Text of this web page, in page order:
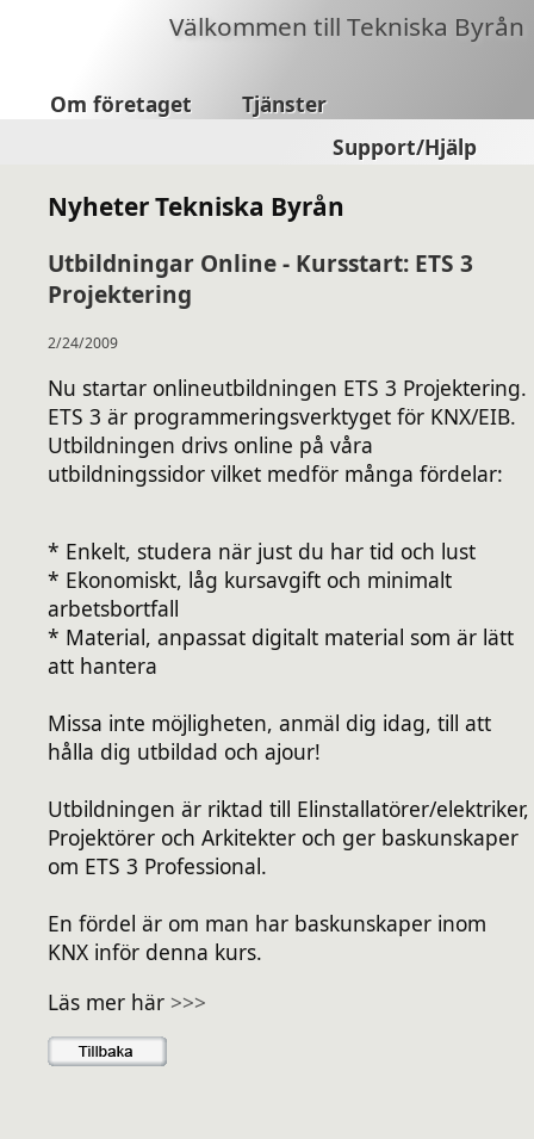
Välkommen till Tekniska Byrån
Om företaget
Tjänster
Support/Hjälp
Nyheter Tekniska Byrån
Utbildningar Online - Kursstart: ETS 3
Projektering
2/24/2009
Nu startar onlineutbildningen ETS 3 Projektering.
ETS 3 är programmeringsverktyget för KNX/EIB.
Utbildningen drivs online på våra
utbildningssidor vilket medför många fördelar:
* Enkelt, studera när just du har tid och lust
* Ekonomiskt, låg kursavgift och minimalt
arbetsbortfall
* Material, anpassat digitalt material som är lätt
att hantera
Missa inte möjligheten, anmäl dig idag, till att
hålla dig utbildad och ajour!
Utbildningen är riktad till Elinstallatörer/elektriker,
Projektörer och Arkitekter och ger baskunskaper
om ETS 3 Professional.
En fördel är om man har baskunskaper inom
KNX inför denna kurs.
Läs mer här >>>